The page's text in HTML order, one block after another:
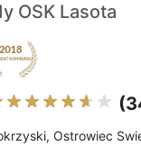
OSK Lasota
Ostrowiec